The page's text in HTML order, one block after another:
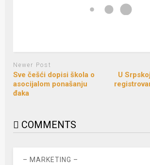
Newer Post
Sve češći dopisi škola o
asocijalom ponašanju
đaka
U
COMMENTS
– MARKETING –